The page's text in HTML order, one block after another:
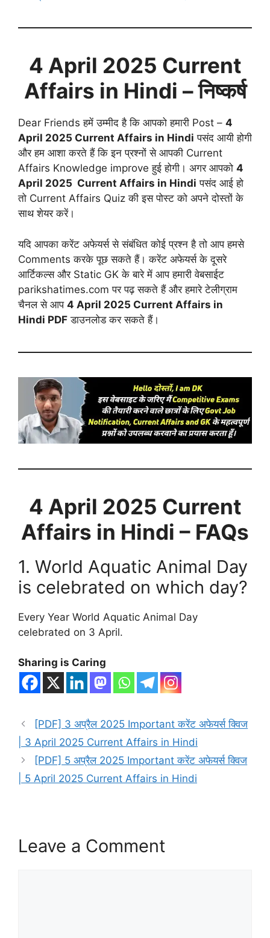
4 April 2025 Current
Affairs in Hindi – निष्कर्ष
Dear Friends हमें उम्मीद है कि आपको हमारी Post – 4
April 2025 Current Affairs in Hindi पसंद आयी होगी
और हम आशा करते हैं कि इन प्रश्नों से आपकी Current
Affairs Knowledge improve हुई होगी। अगर आपको 4
April 2025 Current Affairs in Hindi पसंद आई हो
तो Current Affairs Quiz की इस पोस्ट को अपने दोस्तों के
साथ शेयर करें।
यदि आपका करेंट अफेयर्स से संबंधित कोई प्रश्न है तो आप हमसे
Comments करके पूछ सकते हैं। करेंट अफेयर्स के दूसरे
आर्टिकल्स और Static GK के बारे में आप हमारी वेबसाईट
parikshatimes.com पर पढ़ सकते हैं और हमारे टेलीग्राम
चैनल से आप 4 April 2025 Current Affairs in
Hindi PDF डाउनलोड कर सकते हैं।
4 April 2025 Current
Affairs in Hindi – FAQs
1. World Aquatic Animal Day
is celebrated on which day?
Every Year World Aquatic Animal Day
celebrated on 3 April.
Sharing is Caring
[PDF] 3 अप्रैल 2025 Important करेंट अफेयर्स क्विज
| 3 April 2025 Current Affairs in Hindi
[PDF] 5 अप्रैल 2025 Important करेंट अफेयर्स क्विज
| 5 April 2025 Current Affairs in Hindi
Leave a Comment